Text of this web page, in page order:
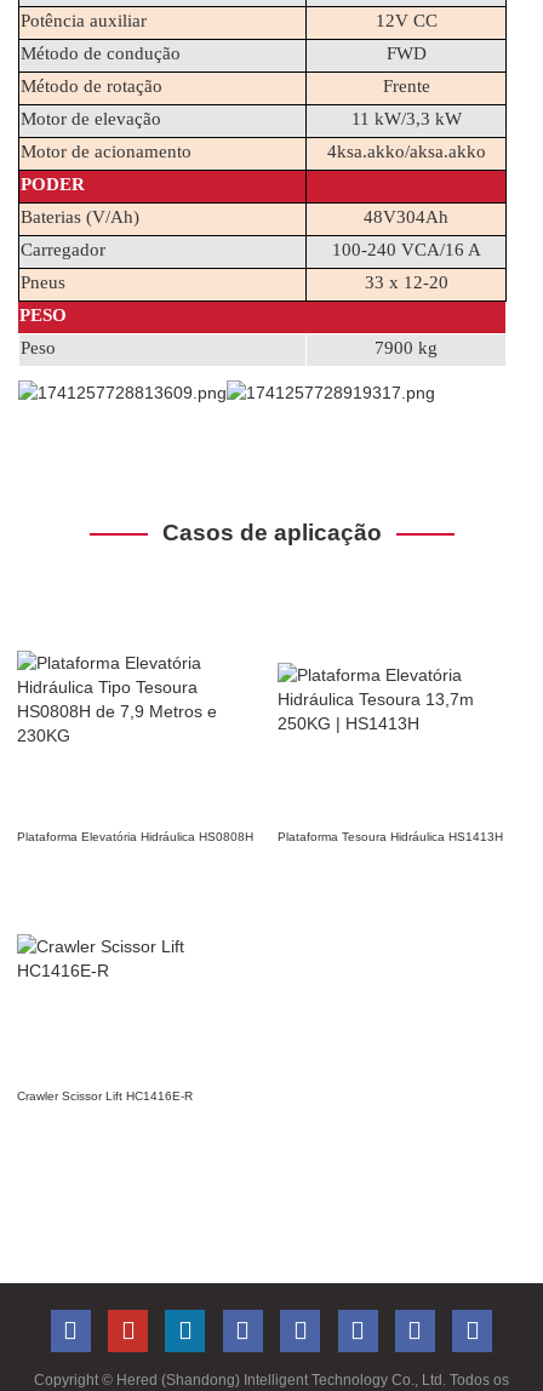
Potência auxiliar
12V CC
Método de condução
FWD
Método de rotação
Frente
Motor de elevação
11 kW/3,3 kW
Motor de acionamento
4ksa.akko/aksa.akko
PODER
Baterias (V/Ah)
48V304Ah
Carregador
100-240 VCA/16 A
Pneus
33 x 12-20
PESO
Peso
7900 kg
Casos de aplicação
Plataforma Elevatória Hidráulica HS0808H Plataforma Tesoura Hidráulica HS1413H
Crawler Scissor Lift HC1416E-R
Copyright © Hered (Shandong) Intelligent Technology Co., Ltd. Todos os